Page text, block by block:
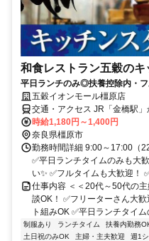
和食レストラン五穀のキ
平日ランチのみ◎扶養控除内・
五穀イオンモール橿原店
交通・アクセス JR「金橋駅
時給1,180円～1,400円
奈良県橿原市
勤務時間詳細 9:00～17:00（
✅平日ランチタイムのみも大
い✨ ✅フルタイムも大歓迎！
仕事内容 ＜＜20代～50代の
談OK！ ✅フリーターさん大
ト組みOK ✅平日ランチタイ
制服あり ランチタイム 扶養内勤務
土日祝のみOK
主婦・主夫歓迎 週1